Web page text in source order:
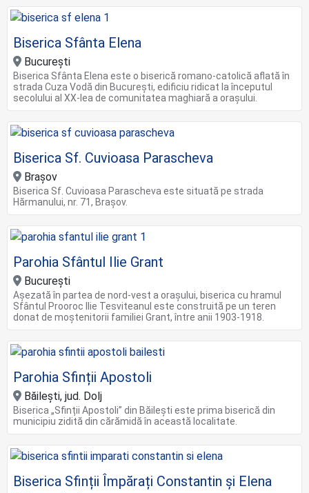
Biserica Sfânta Elena
București
Biserica Sfânta Elena este o biserică romano-catolică aflată în
strada Cuza Vodă din București, edificiu ridicat la începutul
secolului al XX-lea de comunitatea maghiară a orașului.
Biserica Sf. Cuvioasa Parascheva
Brașov
Biserica Sf. Cuvioasa Parascheva este situată pe strada
Hărmanului, nr. 71, Brașov.
Parohia Sfântul Ilie Grant
București
Așezată în partea de nord-vest a orașului, biserica cu hramul
Sfântul Prooroc Ilie Tesviteanul este construită pe un teren
donat de moștenitorii familiei Grant, între anii 1903-1918.
Parohia Sfinții Apostoli
Băilești, jud. Dolj
Biserica „Sfinții Apostoli” din Băilești este prima biserică din
municipiu zidită din cărămidă în această localitate.
Biserica Sfinții Împărați Constantin și Elena